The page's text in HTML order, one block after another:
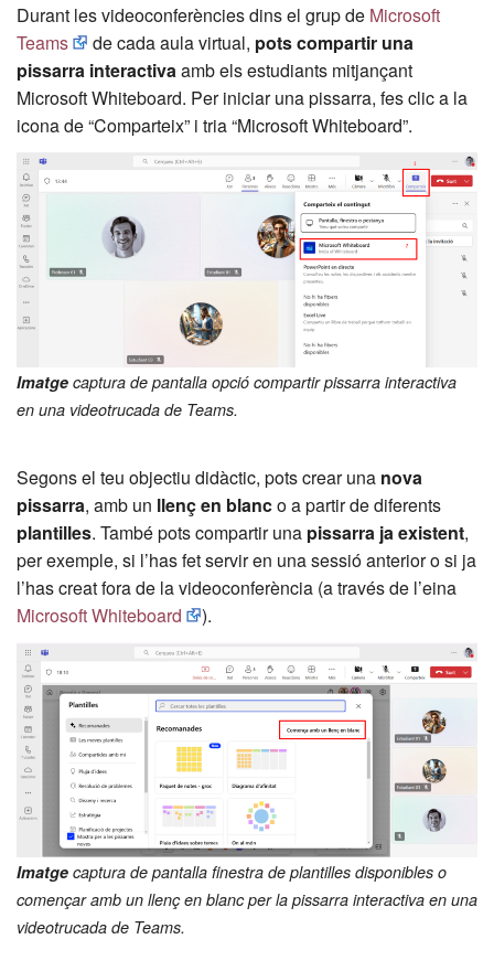
Durant les videoconferències dins el grup de Microsoft
Teams
de cada aula virtual, pots compartir una
pissarra interactivaamb els estudiants mitjançant
Microsoft Whiteboard. Per iniciar una pissarra, fes clic a la
icona de “Comparteix” i tria “Microsoft Whiteboard”.
Imatge captura de pantalla opció compartir pissarra interactiva
en una videotrucada de Teams.
Segons el teu objectiu didàctic, pots crear una nova
pissarra, amb un llenç en blanco a partir de diferents
plantilles. També pots compartir una pissarra ja existent,
per exemple, si l’has fet servir en una sessió anterior o si ja
l’has creat fora de la videoconferència (a través de l’eina
Microsoft Whiteboard
).
Imatge captura de pantalla finestra de plantilles disponibles o
començar amb un llenç en blanc per la pissarra interactiva en una
videotrucada de Teams.